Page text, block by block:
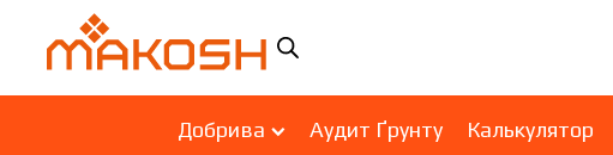
Добрива Аудит Ґрунту Калькулятор